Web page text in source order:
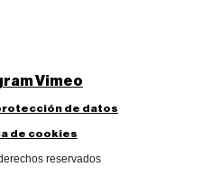
Vimeo
de datos
de cookies
reservados